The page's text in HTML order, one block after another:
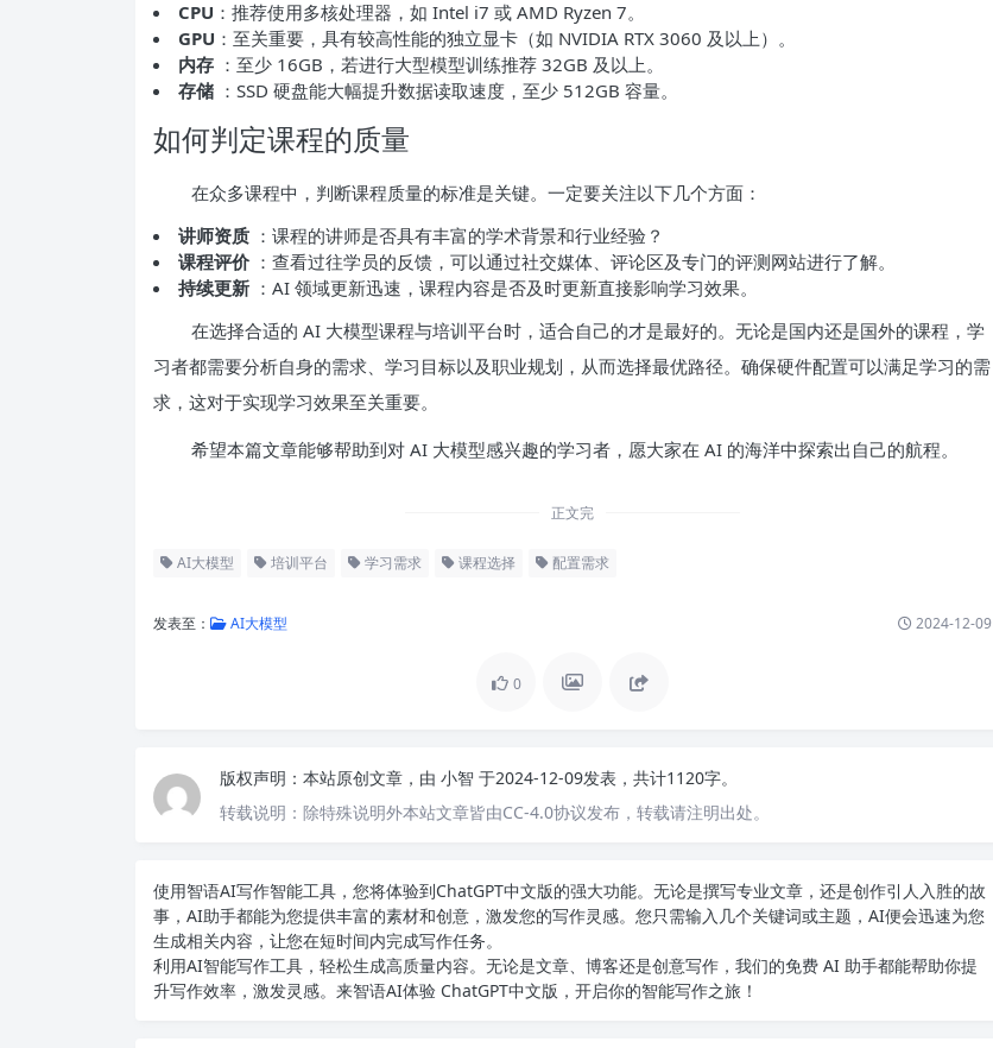
CPU ：推荐使用多核处理器，如 Intel i7 或 AMD Ryzen 7。
GPU ：至关重要，具有较高性能的独立显卡（如 NVIDIA RTX 3060 及以上）。
内存 ：至少 16GB，若进行大型模型训练推荐 32GB 及以上。
存储 ：SSD 硬盘能大幅提升数据读取速度，至少 512GB 容量。
如何判定课程的质量
在众多课程中，判断课程质量的标准是关键。一定要关注以下几个方面：
讲师资质 ：课程的讲师是否具有丰富的学术背景和行业经验？
课程评价 ：查看过往学员的反馈，可以通过社交媒体、评论区及专门的评测网站进行了解。
持续更新 ：AI 领域更新迅速，课程内容是否及时更新直接影响学习效果。
在选择合适的 AI 大模型课程与培训平台时，适合自己的才是最好的。无论是国内还是国外的课程，学
习者都需要分析自身的需求、学习目标以及职业规划，从而选择最优路径。确保硬件配置可以满足学习的需
求，这对于实现学习效果至关重要。
希望本篇文章能够帮助到对 AI 大模型感兴趣的学习者，愿大家在 AI 的海洋中探索出自己的航程。
正文完
AI大模型 培训平台 学习需求 课程选择 配置需求
发表至： AI大模型 2024-12-09
0
版权声明： 本站原创文章，由 小智 于2024-12-09发表，共计1120字。
转载说明： 除特殊说明外本站文章皆由CC-4.0协议发布，转载请注明出处。
使用智语AI写作智能工具，您将体验到ChatGPT中文版的强大功能。无论是撰写专业文章，还是创作引人入胜的故
事，AI助手都能为您提供丰富的素材和创意，激发您的写作灵感。您只需输入几个关键词或主题，AI便会迅速为您
生成相关内容，让您在短时间内完成写作任务。
利用AI智能写作工具，轻松生成高质量内容。无论是文章、博客还是创意写作，我们的免费 AI 助手都能帮助你提
升写作效率，激发灵感。来智语AI体验 ChatGPT中文版 ，开启你的智能写作之旅！